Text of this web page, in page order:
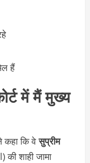
हैं
में मैं मुख्य
कहा कि वेसुप्रीम
शाही जामा